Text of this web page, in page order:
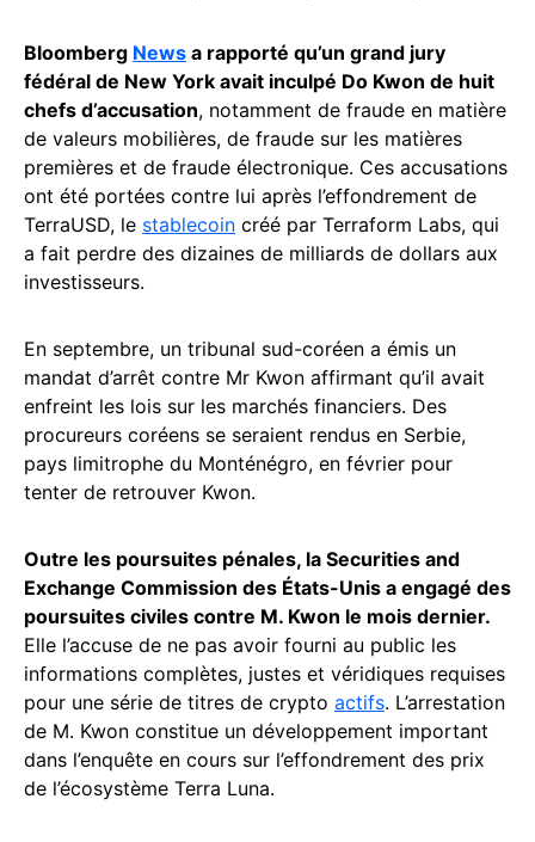
Bloomberg News a rapporté qu’un grand jury
fédéral de New York avait inculpé Do Kwon de huit
chefs d’accusation, notamment de fraude en matière
de valeurs mobilières, de fraude sur les matières
premières et de fraude électronique. Ces accusations
ont été portées contre lui après l’effondrement de
TerraUSD, le stablecoin créé par Terraform Labs, qui
a fait perdre des dizaines de milliards de dollars aux
investisseurs.
En septembre, un tribunal sud-coréen a émis un
mandat d’arrêt contre Mr Kwon affirmant qu’il avait
enfreint les lois sur les marchés financiers. Des
procureurs coréens se seraient rendus en Serbie,
pays limitrophe du Monténégro, en février pour
tenter de retrouver Kwon.
Outre les poursuites pénales, la Securities and
Exchange Commission des États-Unis a engagé des
poursuites civiles contre M. Kwon le mois dernier.
Elle l’accuse de ne pas avoir fourni au public les
informations complètes, justes et véridiques requises
pour une série de titres de crypto actifs. L’arrestation
de M. Kwon constitue un développement important
dans l’enquête en cours sur l’effondrement des prix
de l’écosystème Terra Luna.